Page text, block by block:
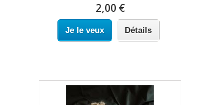
2,00 €
Je le veux Détails